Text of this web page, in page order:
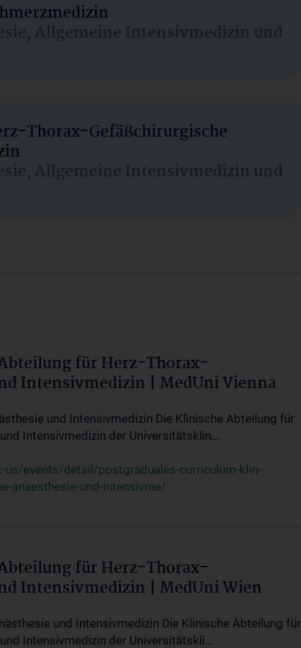
Allgemeine Intensivmedizin und
Thorax-Gefäßchirurgische
Allgemeine Intensivmedizin und
für Herz-Thorax-
Intensivmedizin | MedUni Vienna
und Intensivmedizin Die Klinische Abteilung für
Intensivmedizin der Universitätsklin...
events/detail/postgraduales-curriculum-klin-
anaesthesie-und-intensivme/
für Herz-Thorax-
Intensivmedizin | MedUni Wien
und Intensivmedizin Die Klinische Abteilung für
Intensivmedizin der Universitätskli...